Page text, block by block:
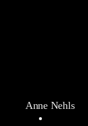
Anne Nehls